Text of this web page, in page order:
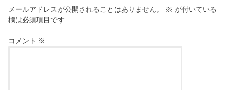
メールアドレスが公開されることはありません。 ※ が付いている
欄は必須項目です
コメント ※